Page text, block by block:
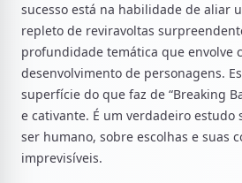
sucesso está na habilidade de aliar
repleto de reviravoltas
profundidade temática que envolve
desenvolvimento de personagens.
superfície do que faz de “Breaking
e cativante. É um verdadeiro estudo
ser humano, sobre escolhas e suas
imprevisíveis.